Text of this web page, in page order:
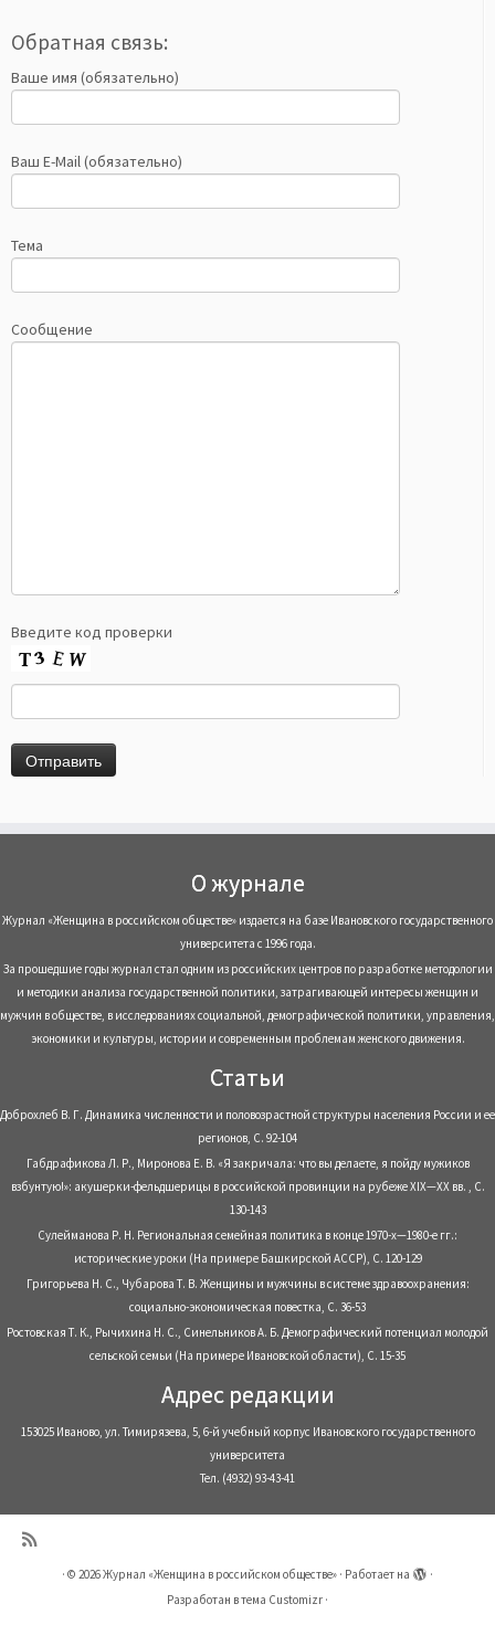
Обратная связь:
Ваше имя (обязательно)
Ваш E-Mail (обязательно)
Тема
Сообщение
Введите код проверки
О журнале
Журнал «Женщина в российском обществе» издается на базе Ивановского государственного
университета с 1996 года.
За прошедшие годы журнал стал одним из российских центров по разработке методологии
и методики анализа государственной политики, затрагивающей интересы женщин и
мужчин в обществе, в исследованиях социальной, демографической политики, управления,
экономики и культуры, истории и современным проблемам женского движения.
Статьи
Доброхлеб В. Г. Динамика численности и половозрастной структуры населения России и ее
регионов, С. 92-104
Габдрафикова Л. Р., Миронова Е. В. «Я закричала: что вы делаете, я пойду мужиков
взбунтую!»: акушерки-фельдшерицы в российской провинции на рубеже XIX—XX вв. , С.
130-143
Сулейманова Р. Н. Региональная семейная политика в конце 1970-х—1980-е гг.:
исторические уроки (На примере Башкирской АССР), С. 120-129
Григорьева Н. С., Чубарова Т. В. Женщины и мужчины в системе здравоохранения:
социально-экономическая повестка, С. 36-53
Ростовская Т. К., Рычихина Н. С., Синельников А. Б. Демографический потенциал молодой
сельской семьи (На примере Ивановской области), С. 15-35
Адрес редакции
153025 Иваново, ул. Тимирязева, 5, 6-й учебный корпус Ивановского государственного
университета
Тел. (4932) 93-43-41
· © 2026Журнал «Женщина в российском обществе» · Работает на
·
Разработан втема Customizr ·